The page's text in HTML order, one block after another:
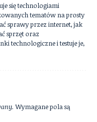
się technologiami
tematów na prosty
sprawy przez internet, jak
sprzęt oraz
technologiczne i testuje je,
Wymagane pola są